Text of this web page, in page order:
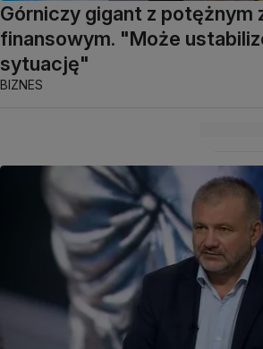
Górniczy gigant z potężnym
finansowym. "Może
sytuację"
BIZNES